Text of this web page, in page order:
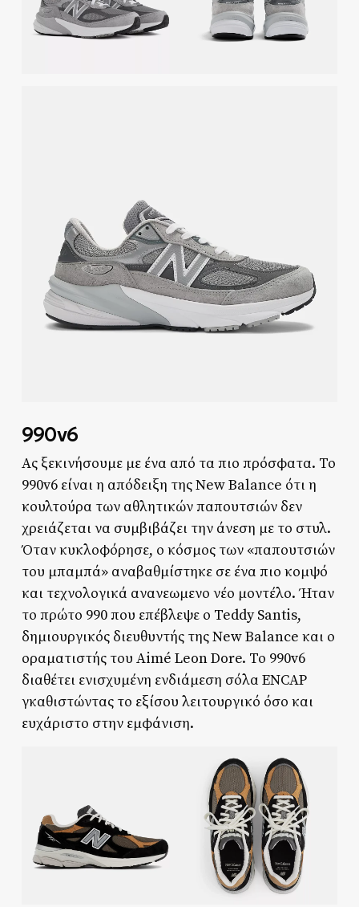
990v6
Ας ξεκινήσουμε με ένα από τα πιο πρόσφατα. Το
990v6 είναι η απόδειξη της New Balance ότι η
κουλτούρα των αθλητικών παπουτσιών δεν
χρειάζεται να συμβιβάζει την άνεση με το στυλ.
Όταν κυκλοφόρησε, ο κόσμος των «παπουτσιών
του μπαμπά» αναβαθμίστηκε σε ένα πιο κομψό
και τεχνολογικά ανανεωμενο νέο μοντέλο. Ήταν
το πρώτο 990 που επέβλεψε ο Teddy Santis,
δημιουργικός διευθυντής της New Balance και ο
οραματιστής του Aimé Leon Dore. Το 990v6
διαθέτει ενισχυμένη ενδιάμεση σόλα ENCAP
γκαθιστώντας το εξίσου λειτουργικό όσο και
ευχάριστο στην εμφάνιση.